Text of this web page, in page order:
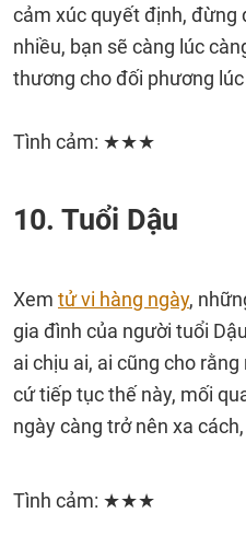
cảm xúc quyết định, đừng
nhiều, bạn sẽ càng lúc
thương cho đối phương
Tình cảm: ★★★
10. Tuổi Dậu
Xem tử vi hàng ngày,
gia đình của người tuổi
ai chịu ai, ai cũng cho
cứ tiếp tục thế này, mối
ngày càng trở nên xa
Tình cảm: ★★★